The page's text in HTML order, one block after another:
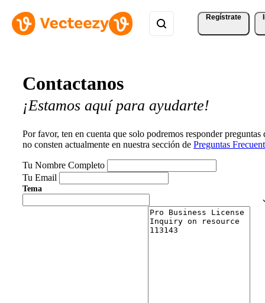
Regístrate
Contactanos
¡Estamos aquí para ayudarte!
Por favor, ten en cuenta que solo podremos responder preguntas
no consten actualmente en nuestra sección de Preguntas
Tu Nombre Completo
Tu Email
Tema